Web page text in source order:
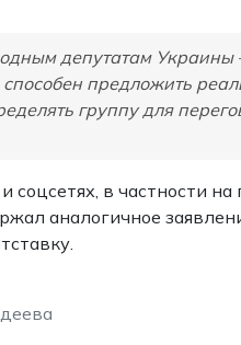
депутатам Украины
способен предложить
группу для
в частности
аналогичное